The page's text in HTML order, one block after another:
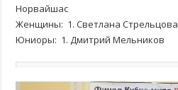
Норвайшас
Женщины: 1. Светлана Стрельцова
Юниоры: 1. Дмитрий Мельников